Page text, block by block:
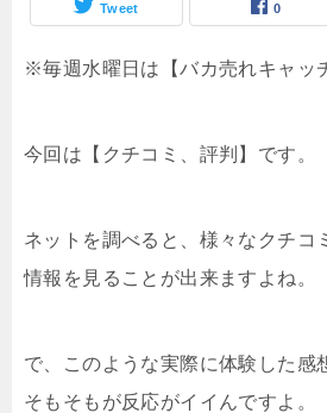
Tweet 0
※毎週水曜日は【バカ売れキャッ
今回は【クチコミ、評判】です。
ネットを調べると、様々なクチコ
情報を見ることが出来ますよね。
で、このような実際に体験した感
そもそもが反応がイイんですよ。